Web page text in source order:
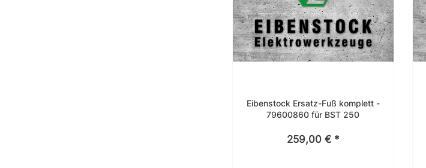
Eibenstock Ersatz-Fuß komplett -
79600860 für BST 250
259,00 € *